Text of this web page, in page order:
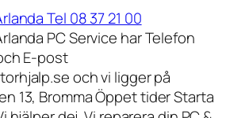
Tel 08 37 21 00
PC Service har Telefon
E-post
och vi ligger på
13, Bromma Öppet tider Starta